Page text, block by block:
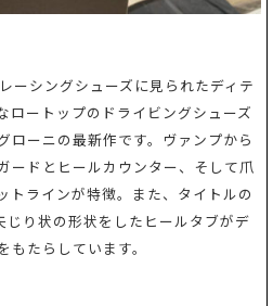
ーシングシューズに見られたディテ
ロートップのドライビングシューズ
ローニの最新作です。ヴァンプから
ードとヒールカウンター、そして爪
トラインが特徴。また、タイトルの
り状の形状をしたヒールタブがデ
たらしています。